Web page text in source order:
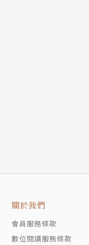
關於我們
會員服務條款
數位閱讀服務條款